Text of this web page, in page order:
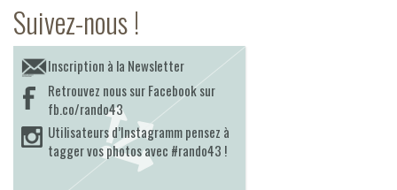
Suivez-nous !
Inscription à la Newsletter
Retrouvez nous sur Facebook sur
fb.co/rando43
Utilisateurs d’Instagramm pensez à
tagger vos photos avec #rando43 !